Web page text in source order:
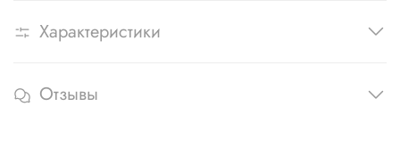
Характеристики
Отзывы